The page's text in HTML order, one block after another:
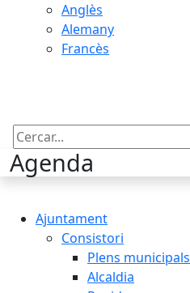
Anglès
Alemany
Francès
Cercar:
Agenda
Ajuntament
Consistori
Plens municipals
Alcaldia